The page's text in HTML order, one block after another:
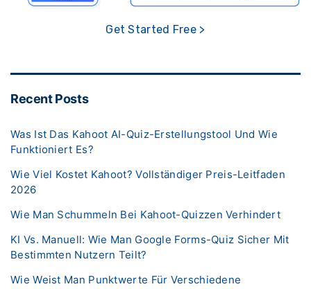
Get Started Free >
Recent Posts
Was Ist Das Kahoot AI-Quiz-Erstellungstool Und Wie
Funktioniert Es?
Wie Viel Kostet Kahoot? Vollständiger Preis-Leitfaden
2026
Wie Man Schummeln Bei Kahoot-Quizzen Verhindert
KI Vs. Manuell: Wie Man Google Forms-Quiz Sicher Mit
Bestimmten Nutzern Teilt?
Wie Weist Man Punktwerte Für Verschiedene